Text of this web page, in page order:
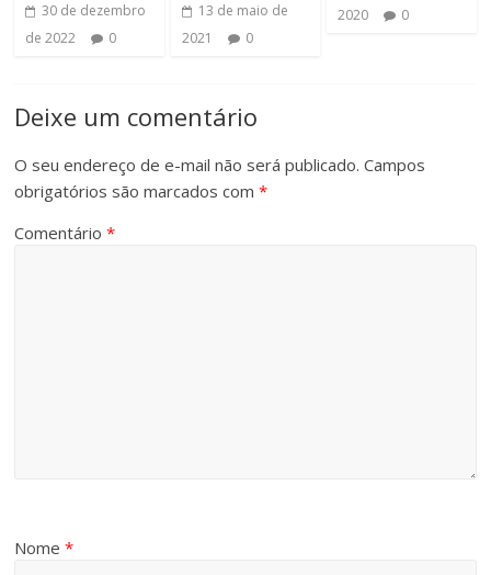
30 de dezembro
de 2022
0
13 de maio de
2021
0
2020
0
Deixe um comentário
O seu endereço de e-mail não será publicado. Campos
obrigatórios são marcados com*
Comentário*
Nome*